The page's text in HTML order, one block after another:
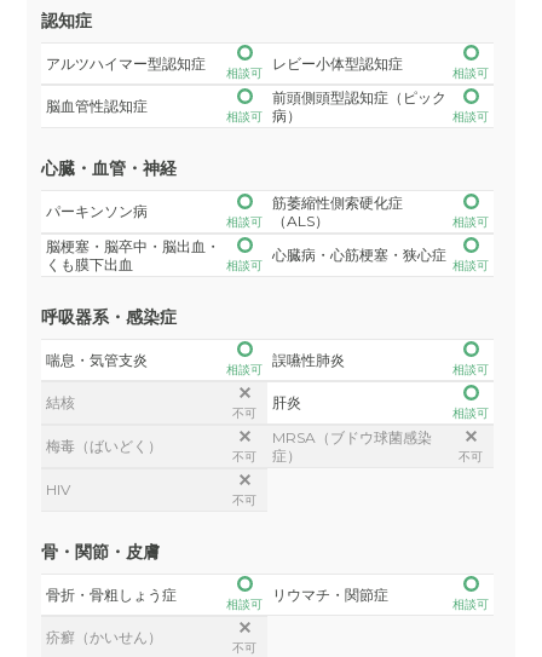
認知症
アルツハイマー型認知症
相談可
レビー小体型認知症
相談可
脳血管性認知症
相談可
前頭側頭型認知症（ピック
病）
相談可
心臓・血管・神経
パーキンソン病
相談可
筋萎縮性側索硬化症
（ALS）
相談可
脳梗塞・脳卒中・脳出血・
くも膜下出血
相談可
心臓病・心筋梗塞・狭心症
相談可
呼吸器系・感染症
喘息・気管支炎
相談可
誤嚥性肺炎
相談可
結核
不可
肝炎
相談可
梅毒（ばいどく）
不可
MRSA（ブドウ球菌感染
症）
不可
HIV
不可
骨・関節・皮膚
骨折・骨粗しょう症
相談可
リウマチ・関節症
相談可
疥癬（かいせん）
不可